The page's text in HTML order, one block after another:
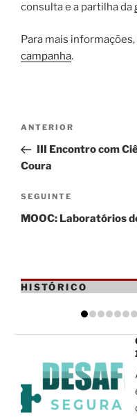
consulta e a partilha da
Para mais
campanha.
Navegação
artigos
Conteúdo
anterior
ANTERIOR
III Encontro com
Coura
Conteúdo
seguinte
SEGUINTE
MOOC: Laboratórios
HISTÓRICO